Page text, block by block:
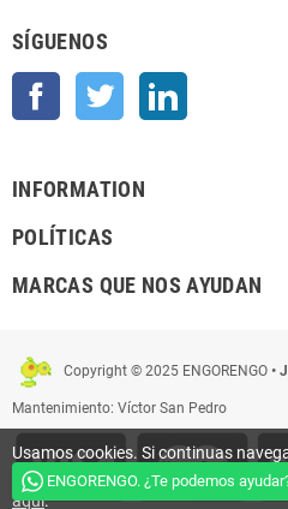
SÍGUENOS
Facebook Twitter
INFORMATION
POLÍTICAS
MARCAS QUE NOS AYUDAN
Copyright © 2025 ENGORENGO •
Mantenimiento: Víctor San Pedro
Usamos cookies. Si continuas
conformidad para que sean usadas.
aquí.
ENGORENGO. ¿Te podemos